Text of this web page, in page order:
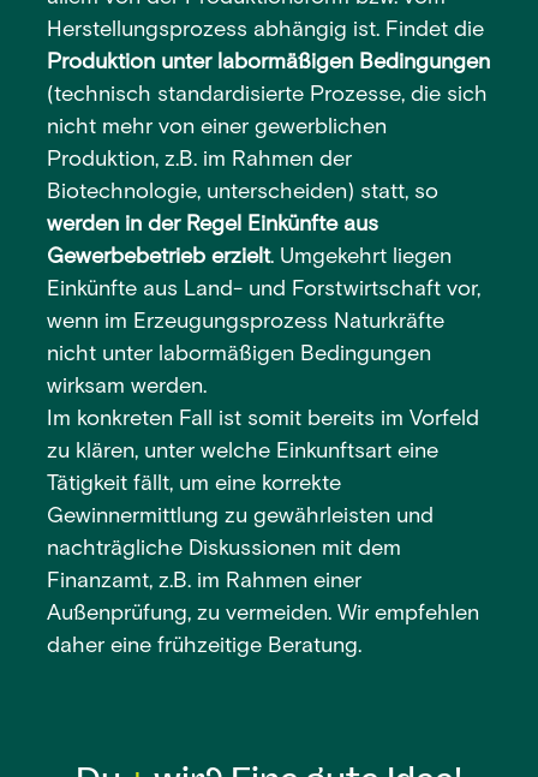
Herstellungsprozess abhängig ist. Findet die
Produktion unter labormäßigen Bedingungen
(technisch standardisierte Prozesse, die sich
nicht mehr von einer gewerblichen
Produktion, z.B. im Rahmen der
Biotechnologie, unterscheiden) statt, so
werden in der Regel Einkünfte aus
Gewerbebetrieb erzielt. Umgekehrt liegen
Einkünfte aus Land- und Forstwirtschaft vor,
wenn im Erzeugungsprozess Naturkräfte
nicht unter labormäßigen Bedingungen
wirksam werden.
Im konkreten Fall ist somit bereits im Vorfeld
zu klären, unter welche Einkunftsart eine
Tätigkeit fällt, um eine korrekte
Gewinnermittlung zu gewährleisten und
nachträgliche Diskussionen mit dem
Finanzamt, z.B. im Rahmen einer
Außenprüfung, zu vermeiden. Wir empfehlen
daher eine frühzeitige Beratung.